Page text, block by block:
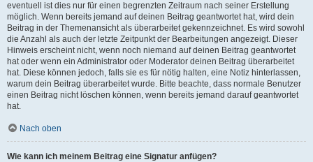
eventuell ist dies nur für einen begrenzten Zeitraum nach seiner Erstellung
möglich. Wenn bereits jemand auf deinen Beitrag geantwortet hat, wird dein
Beitrag in der Themenansicht als überarbeitet gekennzeichnet. Es wird sowohl
die Anzahl als auch der letzte Zeitpunkt der Bearbeitungen angezeigt. Dieser
Hinweis erscheint nicht, wenn noch niemand auf deinen Beitrag geantwortet
hat oder wenn ein Administrator oder Moderator deinen Beitrag überarbeitet
hat. Diese können jedoch, falls sie es für nötig halten, eine Notiz hinterlassen,
warum dein Beitrag überarbeitet wurde. Bitte beachte, dass normale Benutzer
einen Beitrag nicht löschen können, wenn bereits jemand darauf geantwortet
hat.
Nach oben
Wie kann ich meinem Beitrag eine Signatur anfügen?